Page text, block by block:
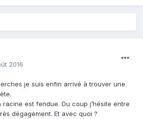
2016
je suis enfin arrivé à trouver une
est fendue. Du coup j’hésite entre
dégagement. Et avec quoi ?